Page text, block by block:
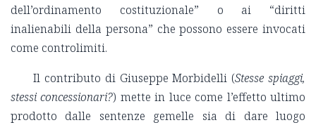
dell’ordinamento costituzionale” o ai “diritti
inalienabili della persona” che possono essere invocati
come controlimiti.
Il contributo di Giuseppe Morbidelli (Stesse spiaggi,
stessi concessionari?) mette in luce come l’effetto ultimo
prodotto dalle sentenze gemelle sia di dare luogo